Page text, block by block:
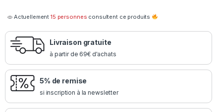
Actuellement15 personnes consultent ce produits
Livraison gratuite
à partir de 69€ d'achats
5% de remise
si inscription à la newsletter